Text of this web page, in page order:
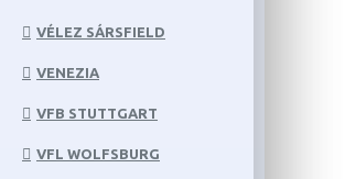
VÉLEZ SÁRSFIELD
VENEZIA
VFB STUTTGART
VFL WOLFSBURG